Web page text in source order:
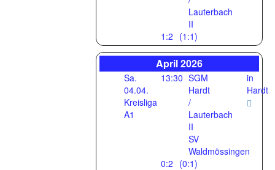
Lauterbach
II
1:2 (1:1)
April 2026
Sa.
04.04.
Kreisliga
A1
13:30 SGM
Hardt
/
Lauterbach
II
SV
Waldmössingen
0:2 (0:1)
in
Hardt